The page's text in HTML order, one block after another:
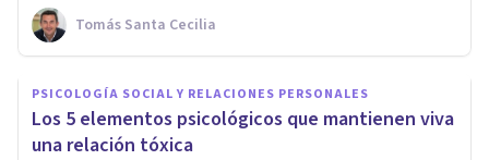
Tomás Santa Cecilia
PSICOLOGÍA SOCIAL Y RELACIONES PERSONALES
Los 5 elementos psicológicos que mantienen viva
una relación tóxica